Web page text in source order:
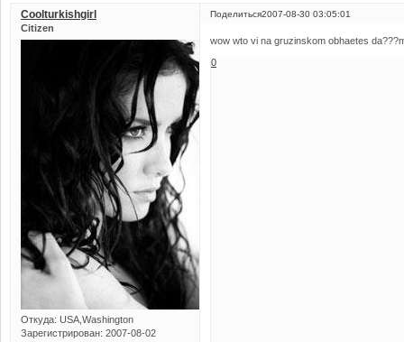
Поделиться2007-08-30 03:05:01
Coolturkishgirl
Citizen
Откуда: USA,Washington
Зарегистрирован: 2007-08-02
wow wto vi na gruzinskom obhaetes
0